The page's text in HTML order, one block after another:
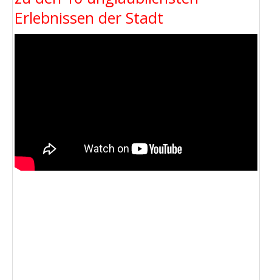
Erlebnissen der Stadt